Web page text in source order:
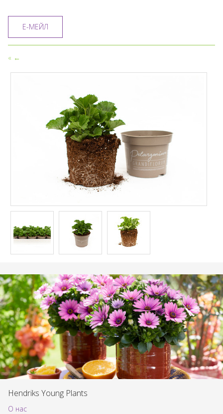
Е-МЕЙЛ
« ←
Hendriks Young Plants
О нас